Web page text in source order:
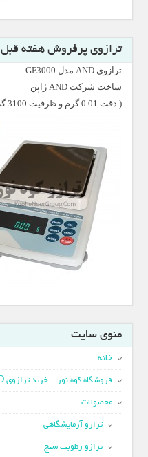
ترازوی پرفروش هفته قبل
ترازوی AND مدل GF3000
ساخت شرکت AND ژاپن
( دقت 0.01 گرم و ظرفیت 3100 گرم )
منوی سایت
خانه
فروشگاه کوه نور – خرید ترازوی AND
محصولات
ترازو آزمایشگاهی
ترازو رطوبت سنج